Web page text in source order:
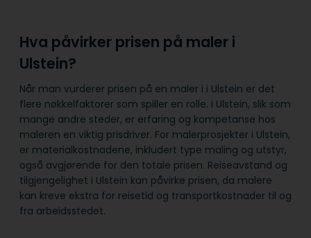
Hva påvirker prisen på maler i
Ulstein?
Når man vurderer prisen på en maler i i Ulstein er det
flere nøkkelfaktorer som spiller en rolle. i Ulstein, slik som
mange andre steder, er erfaring og kompetanse hos
maleren en viktig prisdriver. For malerprosjekter i Ulstein,
er materialkostnadene, inkludert type maling og utstyr,
også avgjørende for den totale prisen. Reiseavstand og
tilgjengelighet i Ulstein kan påvirke prisen, da malere
kan kreve ekstra for reisetid og transportkostnader til og
fra arbeidsstedet.